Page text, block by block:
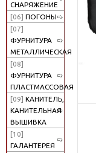
СНАРЯЖЕНИЕ
[06] ПОГОНЫ
[07]
ФУРНИТУРА
МЕТАЛЛИЧЕСКАЯ
[08]
ФУРНИТУРА
ПЛАСТМАССОВАЯ
[09] КАНИТЕЛЬ,
КАНИТЕЛЬНАЯ
ВЫШИВКА
[10]
ГАЛАНТЕРЕЯ